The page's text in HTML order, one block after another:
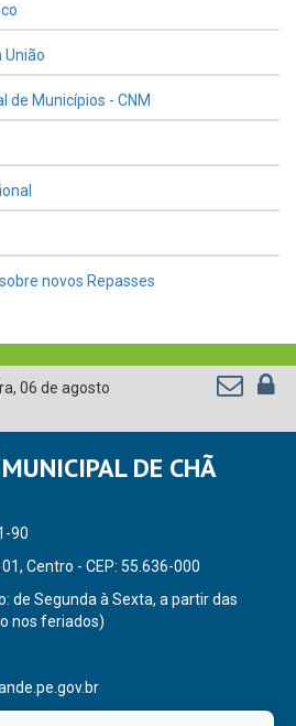
União
de Municípios - CNM
novos Repasses
, 06 de agosto
DE CHÃ
90
Centro - CEP: 55.636-000
de Segunda à Sexta, a partir das
nos feriados)